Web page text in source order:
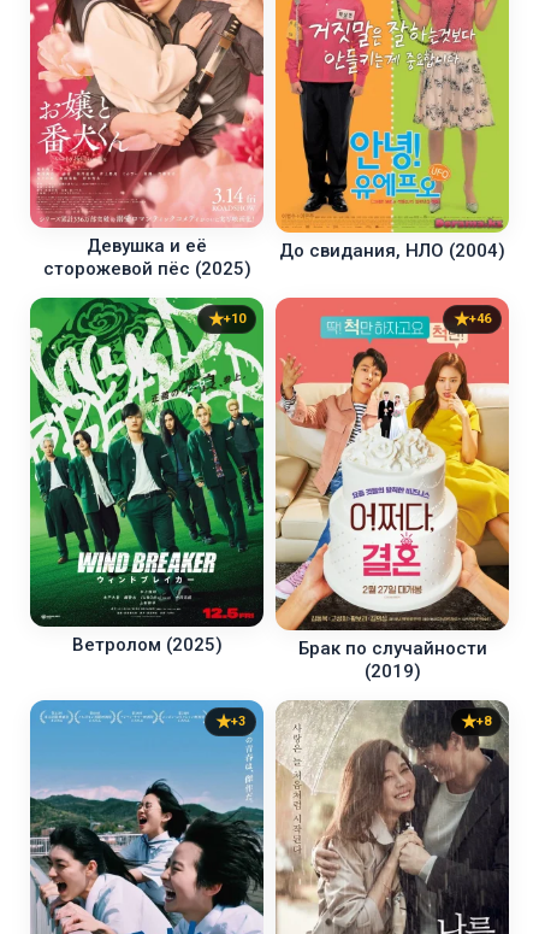
Девушка и её
сторожевой пёс (2025)
До свидания, НЛО (2004)
+10
Ветролом (2025)
+46
Брак по случайности
(2019)
+3 +8